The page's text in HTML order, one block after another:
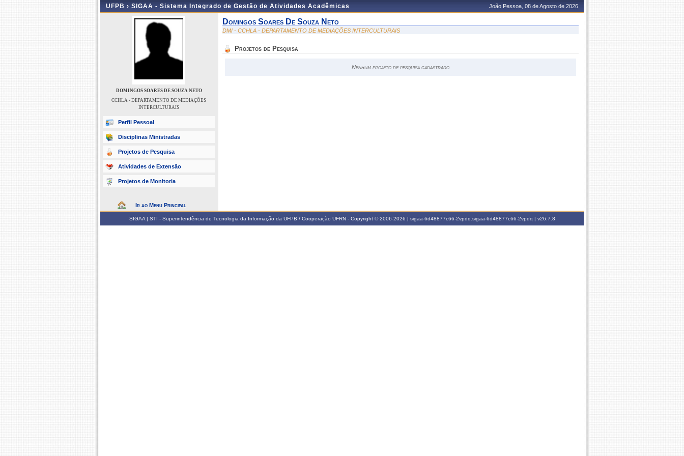
UFPB › SIGAA - Sistema Integrado de Gestão de Atividades Acadêmicas João Pessoa, 08 de Agosto de 2026
DOMINGOS SOARES DE SOUZA NETO
CCHLA - DEPARTAMENTO DE MEDIAÇÕES
INTERCULTURAIS
Perfil Pessoal
Disciplinas Ministradas
Projetos de Pesquisa
Atividades de Extensão
Projetos de Monitoria
Ir ao Menu Principal
Domingos Soares De Souza Neto
DMI - CCHLA - DEPARTAMENTO DE MEDIAÇÕES INTERCULTURAIS
Projetos de Pesquisa
Nenhum projeto de pesquisa cadastrado
SIGAA | STI - Superintendência de Tecnologia da Informação da UFPB / Cooperação UFRN - Copyright © 2006-2026 | sigaa-6d48877c66-2vpdq.sigaa-6d48877c66-2vpdq | v26.7.8